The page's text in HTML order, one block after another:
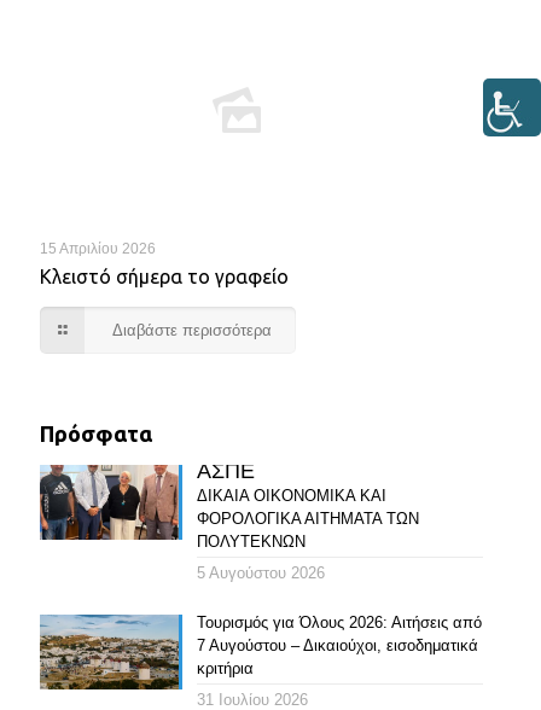
15 Απριλίου 2026
Κλειστό σήμερα το γραφείο
Διαβάστε περισσότερα
Πρόσφατα
ΑΣΠΕ
ΔΙΚΑΙΑ ΟΙΚΟΝΟΜΙΚΑ ΚΑΙ
ΦΟΡΟΛΟΓΙΚΑ ΑΙΤΗΜΑΤΑ ΤΩΝ
ΠΟΛΥΤΕΚΝΩΝ
5 Αυγούστου 2026
Τουρισμός για Όλους 2026: Αιτήσεις από
7 Αυγούστου – Δικαιούχοι, εισοδηματικά
κριτήρια
31 Ιουλίου 2026